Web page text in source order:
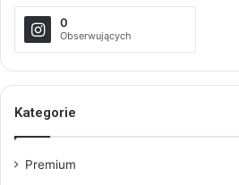
0
Obserwujących
Kategorie
Premium